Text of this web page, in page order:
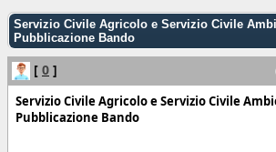
Servizio Civile Agricolo e Servizio Civile
Pubblicazione Bando
[ 0 ]
Servizio Civile Agricolo e Servizio Civile
Pubblicazione Bando